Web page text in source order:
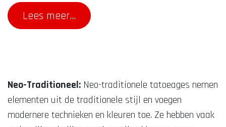
Lees meer...
Neo-Traditioneel: Neo-traditionele tatoeages nemen
elementen uit de traditionele stijl en voegen
modernere technieken en kleuren toe. Ze hebben vaak